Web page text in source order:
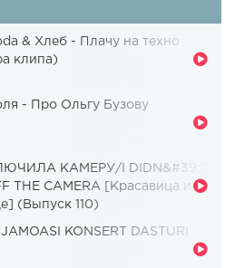
& Хлеб - Плачу на техно
клипа)
- Про Ольгу Бузову
КАМЕРУ/I DIDN&#39;T
THE CAMERA [Красавица и
(Выпуск 110)
KONSERT DASTURI